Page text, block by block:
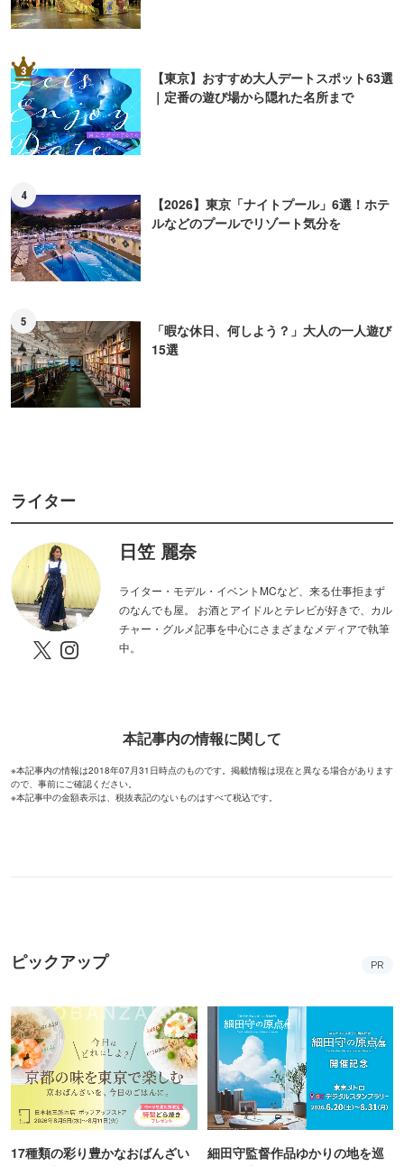
3
【東京】おすすめ大人デートスポット63選
｜定番の遊び場から隠れた名所まで
4
【2026】東京「ナイトプール」6選！ホテ
ルなどのプールでリゾート気分を
5
「暇な休日、何しよう？」大人の一人遊び
15選
ライター
日笠 麗奈
ライター・モデル・イベントMCなど、来る仕事拒まず
のなんでも屋。 お酒とアイドルとテレビが好きで、カル
チャー・グルメ記事を中心にさまざまなメディアで執筆
中。
本記事内の情報に関して
※本記事内の情報は2018年07月31日時点のものです。掲載情報は現在と異なる場合があります
ので、事前にご確認ください。
※本記事中の金額表示は、税抜表記のないものはすべて税込です。
ピックアップ PR
17種類の彩り豊かなおばんざい
細田守監督作品ゆかりの地を巡